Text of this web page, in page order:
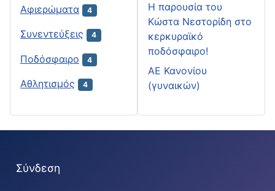
Αφιερώματα 4
Συνεντεύξεις 4
Ποδόσφαιρο 4
Αθλητισμός 4
H παρουσία του
Κώστα Νεστορίδη στο
κερκυραϊκό
ποδόσφαιρο!
ΑΕ Κανονίου
(γυναικών)
Σύνδεση